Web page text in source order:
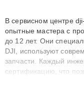
В сервисном центре
опытные мастера с
до 12 лет. Они
DJI, используют
запчасти. Каждый
сертификацию, что
до 3 лет. Наши